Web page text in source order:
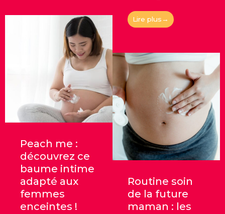
Peach me :
découvrez ce
baume intime
adapté aux
femmes
enceintes !
Lire plus→
Routine soin
de la future
maman : les